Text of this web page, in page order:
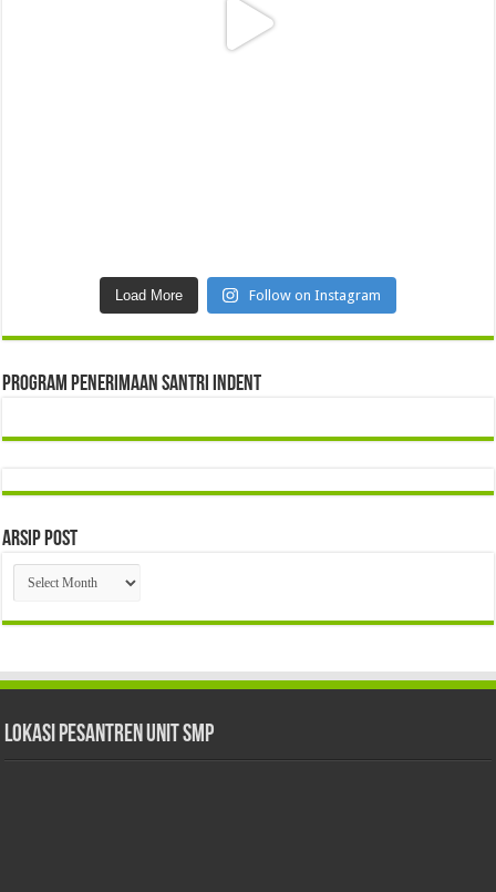
Load More Follow on Instagram
Program Penerimaan Santri Indent
Arsip Post
Arsip
Post
Lokasi Pesantren Unit SMP